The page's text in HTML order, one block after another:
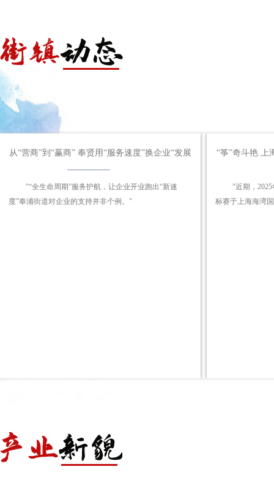
从“营商”到“赢商” 奉贤用“服务速度”换企业“发展
"“全生命周期”服务护航，让企业开业跑出“新速
度”奉浦街道对企业的支持并非个例。"
“筝”奇斗艳 上
"近期，
标赛于上海海湾